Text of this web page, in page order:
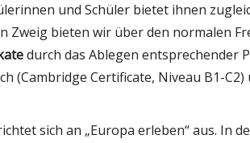
und Schüler bietet ihnen
Zweig bieten wir über den normalen
durch das Ablegen entsprechender
(Cambridge Certificate, Niveau B1-
sich an „Europa erleben“ aus. In